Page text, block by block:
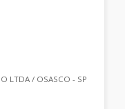
LTDA / OSASCO - SP